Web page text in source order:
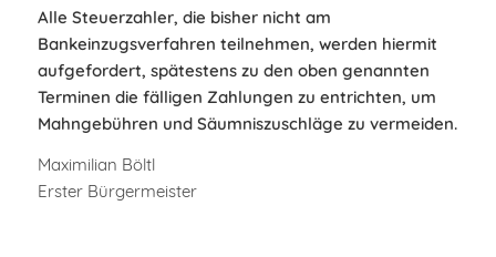
Alle Steuerzahler, die bisher nicht am
Bankeinzugsverfahren teilnehmen, werden hiermit
aufgefordert, spätestens zu den oben genannten
Terminen die fälligen Zahlungen zu entrichten, um
Mahngebühren und Säumniszuschläge zu vermeiden.
Maximilian Böltl
Erster Bürgermeister